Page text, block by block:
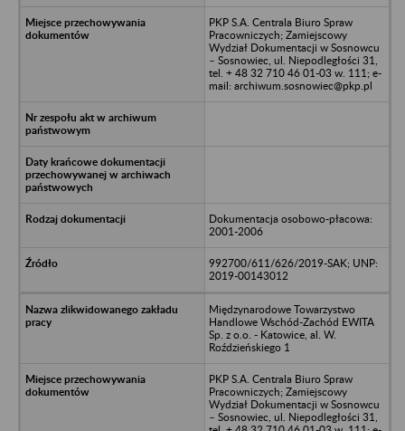
PKP S.A. Centrala Biuro Spraw
Pracowniczych; Zamiejscowy
Wydział Dokumentacji w Sosnowcu
– Sosnowiec, ul. Niepodległości 31,
tel. + 48 32 710 46 01-03 w. 111; e-
mail: archiwum.sosnowiec@pkp.pl
Dokumentacja osobowo-płacowa:
2001-2006
992700/611/626/2019-SAK; UNP:
2019-00143012
Międzynarodowe Towarzystwo
Handlowe Wschód-Zachód EWITA
Sp. z o.o. - Katowice, al. W.
Roździeńskiego 1
PKP S.A. Centrala Biuro Spraw
Pracowniczych; Zamiejscowy
Wydział Dokumentacji w Sosnowcu
– Sosnowiec, ul. Niepodległości 31,